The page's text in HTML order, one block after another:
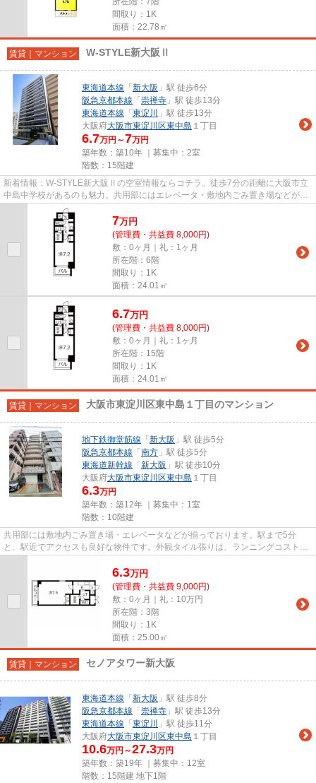
間取り：1K
面積：22.78㎡
賃貸｜マンション W-STYLE新大阪Ⅱ
東海道本線 「 新大阪 」駅 徒歩6分
阪急京都本線 「 崇禅寺 」駅 徒歩13分
東海道本線 「 東淀川
」駅 徒歩13分
大阪府大阪市東淀川区東中島 １丁目
6.7万円～7万円
築年数：築10年 ｜募集中： 2室
階数：15階建
新着情報：W-STYLE新大阪Ⅱの空室情報ならコチラ。徒歩7分の距離に大阪市立
中島中学校があるのも魅力。共用部にはエレベータ・敷地内ごみ置き場などが備
わっておりとても充実しています...
7万円
(管理費・共益費 8,000円)
敷：0ヶ月｜礼：1ヶ月
所在階：6階
間取り：1K
面積：24.01㎡
6.7万円
(管理費・共益費 8,000円)
敷：0ヶ月｜礼：1ヶ月
所在階：15階
間取り：1K
面積：24.01㎡
賃貸｜マンション 大阪市東淀川区東中島１丁目のマンション
地下鉄御堂筋線 「 新大阪 」駅 徒歩5分
阪急京都本線 「 南方 」駅 徒歩5分
東海道新幹線 「 新大阪 」駅 徒歩10分
大阪府大阪市東淀川区東中島 １丁目
6.3万円
築年数：築12年 ｜募集中： 1室
階数：10階建
共用部には敷地内ごみ置き場・エレベータなどが揃っております。駅まで5分
と、駅近でアクセスも良好な物件です。外観タイル張りは、ランニングコストが
6.3万円
(管理費・共益費 9,000円)
敷：0ヶ月｜礼：10万円
所在階：3階
間取り：1K
面積：25.00㎡
賃貸｜マンション セノアタワー新大阪
東海道本線 「 新大阪 」駅 徒歩8分
阪急京都本線 「 崇禅寺 」駅 徒歩13分
東海道本線 「 東淀川
」駅 徒歩11分
大阪府大阪市東淀川区東中島 １丁目
10.6万円～27.3万円
築年数：築19年 ｜募集中： 12室
階数：15階建 地下1階